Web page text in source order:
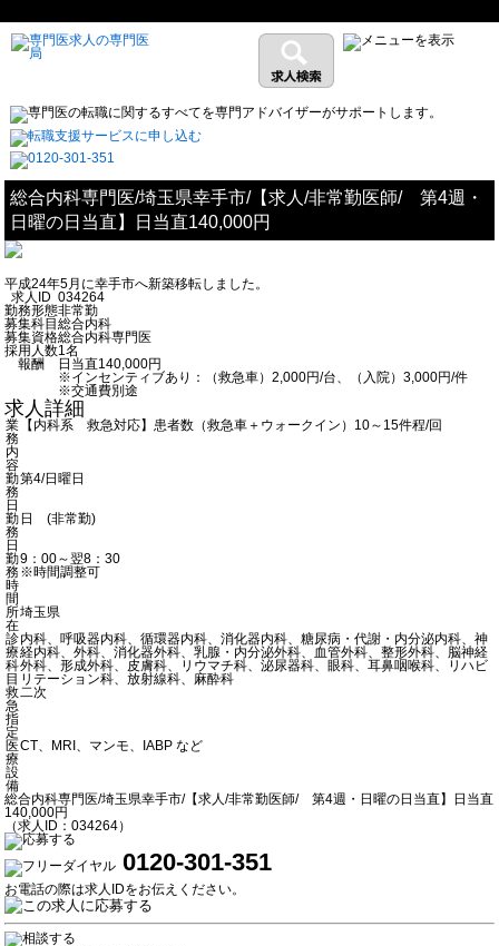
総合内科専門医/埼玉県幸手市/【求人/非常勤医師/ 第4週・
日曜の日当直】日当直140,000円
平成24年5月に幸手市へ新築移転しました。
求人ID 034264
勤務形態非常勤
募集科目総合内科
募集資格総合内科専門医
採用人数1名
報酬
日当直140,000円
※インセンティブあり：（救急車）2,000円/台、（入院）3,000円/件
※交通費別途
求人詳細
業
務
内
容
【内科系 救急対応】患者数（救急車＋ウォークイン）10～15件程/回
勤
務
日
第4/日曜日
勤
務
日
日 (非常勤)
勤
務
時
間
9：00～翌8：30
※時間調整可
所
在
埼玉県
診
療
科
目
内科、呼吸器内科、循環器内科、消化器内科、糖尿病・代謝・内分泌内科、神
経内科、外科、消化器外科、乳腺・内分泌外科、血管外科、整形外科、脳神経
外科、形成外科、皮膚科、リウマチ科、泌尿器科、眼科、耳鼻咽喉科、リハビ
リテーション科、放射線科、麻酔科
救
急
指
定
二次
医
療
設
備
CT、MRI、マンモ、IABP など
総合内科専門医/埼玉県幸手市/【求人/非常勤医師/ 第4週・日曜の日当直】日当直
140,000円
（求人ID：034264）
0120-301-351
お電話の際は求人IDをお伝えください。